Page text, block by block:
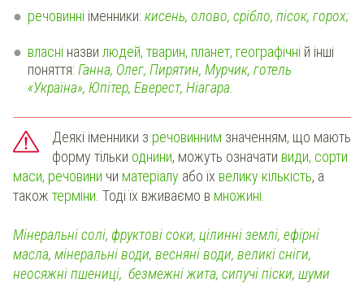
речовинні іменники: кисень, олово, срібло, пісок, горох;
власні назви людей, тварин, планет, географічні й інші
поняття: Ганна, Олег, Пирятин, Мурчик, готель
«Україна», Юпітер, Еверест, Ніагара.
Деякі іменники з речовинним значенням, що мають
форму тільки однини, можуть означати види, сорти
маси, речовини чи матеріалу або їх велику кількість, а
також терміни. Тоді їх вживаємо в множині.
Мінеральні солі, фруктові соки, цілинні землі, ефірні
масла, мінеральні води, весняні води, великі сніги,
неосяжні пшениці, безмежні жита, сипучі піски, шуми